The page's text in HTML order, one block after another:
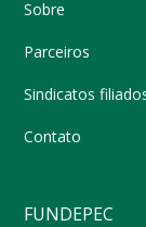
Sobre
Parceiros
Sindicatos
Contato
FUNDEPEC